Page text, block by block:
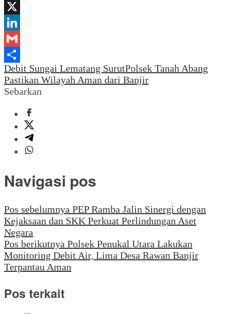
Yahoo
Mail
X
LinkedIn
Gmail
Share
Debit Sungai Lematang SurutPolsek Tanah Abang
Pastikan Wilayah Aman dari Banjir
Sebarkan
Navigasi pos
Pos sebelumnya PEP Ramba Jalin Sinergi dengan
Kejaksaan dan SKK Perkuat Perlindungan Aset
Negara
Pos berikutnya Polsek Penukal Utara Lakukan
Monitoring Debit Air, Lima Desa Rawan Banjir
Terpantau Aman
Pos terkait